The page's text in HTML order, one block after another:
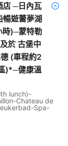
店 ─日內瓦
遊蕾夢湖
)─蒙特勒
於 古堡中
(車程約2
)*─健康溫
lunch)-
Chateau de
Spa-